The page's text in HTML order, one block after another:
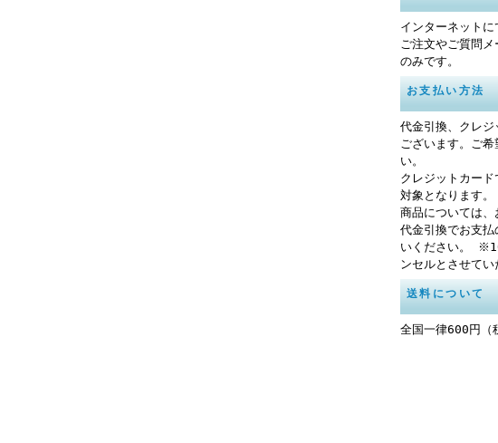
インターネットに
ご注文やご質問
のみです。
お支払い方法
代金引換、クレ
ございます。ご
い。
クレジットカー
対象となります
商品については、
代金引換でお支
いください。
ンセルとさせてい
送料について
全国一律600円（